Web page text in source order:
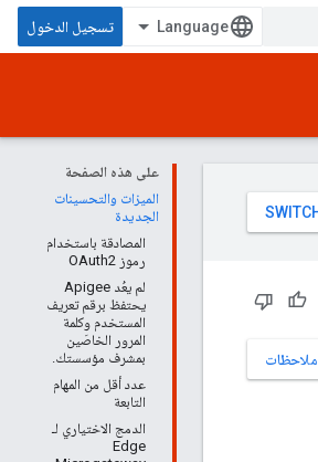
تسجيل الدخول
على هذه الصفحة
الميزات والتحسينات
الجديدة
المصادقة باستخدام
رموز OAuth2
لم يعُد Apigee
يحتفظ برقم تعريف
المستخدم وكلمة
المرور الخاصَين
بمشرف مؤسستك.
عدد أقل من المهام
التابعة
الدمج الاختياري لـ
Edge